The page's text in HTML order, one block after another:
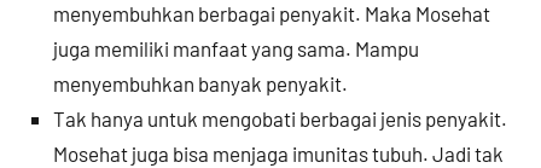
menyembuhkan berbagai penyakit. Maka Mosehat
juga memiliki manfaat yang sama. Mampu
menyembuhkan banyak penyakit.
Tak hanya untuk mengobati berbagai jenis penyakit.
Mosehat juga bisa menjaga imunitas tubuh. Jadi tak